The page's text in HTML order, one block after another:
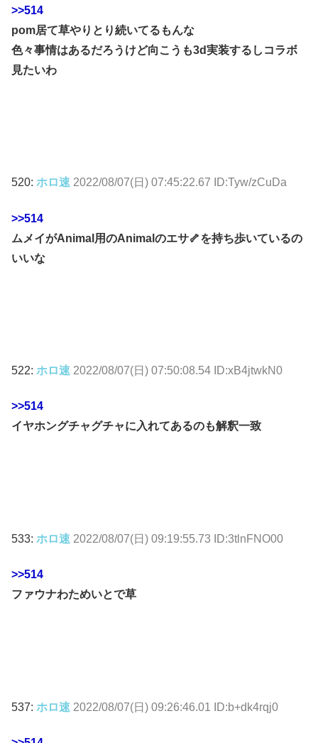
>>514
pom居て草やりとり続いてるもんな
色々事情はあるだろうけど向こうも3d実装するしコラボ
見たいわ
520: ホロ速 2022/08/07(日) 07:45:22.67 ID:Tyw/zCuDa
>>514
ムメイがAnimal用のAnimalのエサ🦴を持ち歩いているの
いいな
522: ホロ速 2022/08/07(日) 07:50:08.54 ID:xB4jtwkN0
>>514
イヤホングチャグチャに入れてあるのも解釈一致
533: ホロ速 2022/08/07(日) 09:19:55.73 ID:3tlnFNO00
>>514
ファウナわためいとで草
537: ホロ速 2022/08/07(日) 09:26:46.01 ID:b+dk4rqj0